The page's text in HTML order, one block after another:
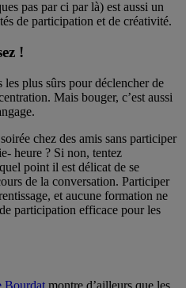
pas par ci par là) est aussi un
de participation et de créativité.
!
plus sûrs pour déclencher de
Mais bouger, c’est aussi
chez des amis sans participer
heure ? Si non, tentez
point il est délicat de se
de la conversation. Participer
et aucune formation ne
participation efficace pour les